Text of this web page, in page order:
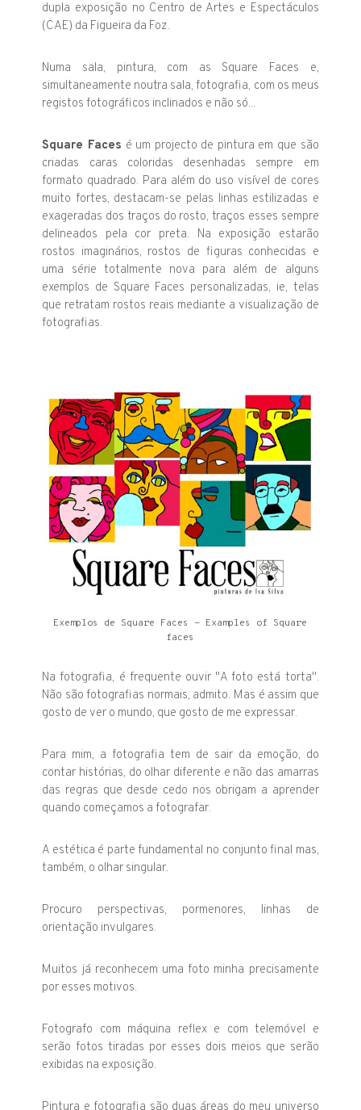
dupla exposição no Centro de Artes e Espectáculos
(CAE) da Figueira da Foz.
Numa sala, pintura, com as Square Faces e,
simultaneamente noutra sala, fotografia, com os meus
registos fotográficos inclinados e não só...
Square Faces é um projecto de pintura em que são
criadas caras coloridas desenhadas sempre em
formato quadrado. Para além do uso visível de cores
muito fortes, destacam-se pelas linhas estilizadas e
exageradas dos traços do rosto, traços esses sempre
delineados pela cor preta. Na exposição estarão
rostos imaginários, rostos de figuras conhecidas e
uma série totalmente nova para além de alguns
exemplos de Square Faces personalizadas, ie, telas
que retratam rostos reais mediante a visualização de
fotografias.
Exemplos de Square Faces - Examples of Square
faces
Na fotografia, é frequente ouvir "A foto está torta".
Não são fotografias normais, admito. Mas é assim que
gosto de ver o mundo, que gosto de me expressar.
Para mim, a fotografia tem de sair da emoção, do
contar histórias, do olhar diferente e não das amarras
das regras que desde cedo nos obrigam a aprender
quando começamos a fotografar.
A estética é parte fundamental no conjunto final mas,
também, o olhar singular.
Procuro perspectivas, pormenores, linhas de
orientação invulgares.
Muitos já reconhecem uma foto minha precisamente
por esses motivos.
Fotografo com máquina reflex e com telemóvel e
serão fotos tiradas por esses dois meios que serão
exibidas na exposição.
Pintura e fotografia são duas áreas do meu universo